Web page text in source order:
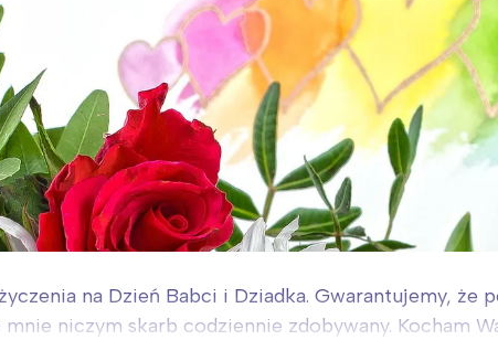
na Dzień Babci i Dziadka. Gwarantujemy, że
niczym skarb codziennie zdobywany. Kocham